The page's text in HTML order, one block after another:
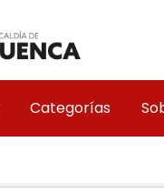
Categorías